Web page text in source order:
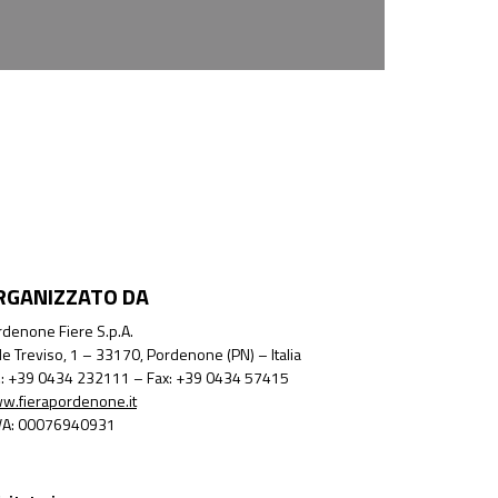
DA
Fiere S.p.A.
Treviso, 1 – 33170, Pordenone (PN) – Italia
+39 0434 232111 – Fax: +39 0434 57415
00076940931